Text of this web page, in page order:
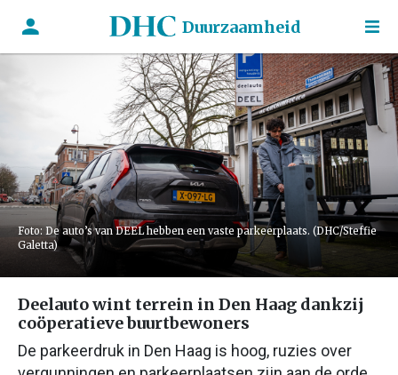
Duurzaamheid
Foto: De auto’s van DEEL hebben een vaste parkeerplaats. (DHC/Steffie
Galetta)
Deelauto wint terrein in Den Haag dankzij
coöperatieve buurtbewoners
De parkeerdruk in Den Haag is hoog, ruzies over